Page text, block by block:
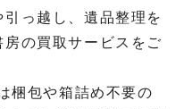
っ越し、遺品整理を
の買取サービスをご
梱包や箱詰め不要の